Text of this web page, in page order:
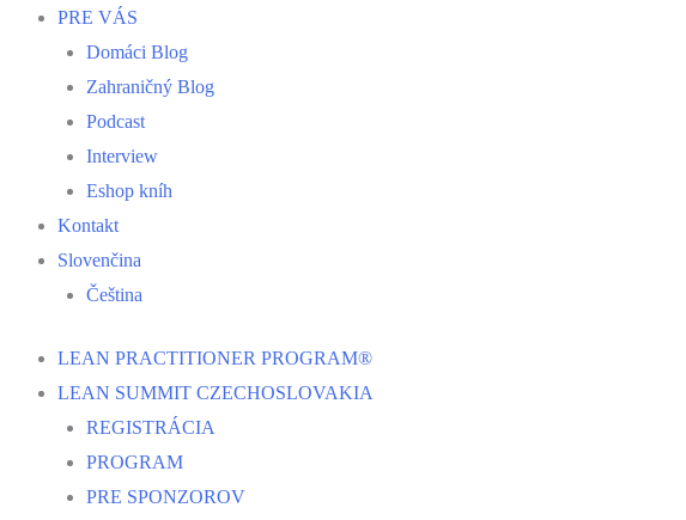
PRE VÁS
Domáci Blog
Zahraničný Blog
Podcast
Interview
Eshop kníh
Kontakt
Slovenčina
Čeština
LEAN PRACTITIONER PROGRAM®
LEAN SUMMIT CZECHOSLOVAKIA
REGISTRÁCIA
PROGRAM
PRE SPONZOROV